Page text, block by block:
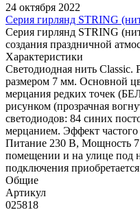
24 октября 2022
Серия гирлянд STRING
Серия гирлянд STRING
создания праздничной
Характеристики
Светодиодная нить Classic.
размером 7 мм. Основной
мерцания редких точек
рисунком (прозрачная
светодиодов: 84 синих
мерцанием. Эффект
Питание 230 В, Мощность
помещении и на улице под
подключения
Общие
Артикул
025818